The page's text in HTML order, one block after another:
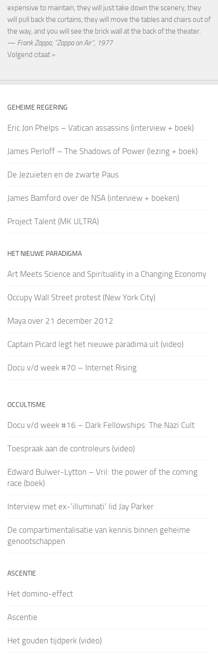
expensive to maintain, they will just take down the scenery, they
will pull back the curtains, they will move the tables and chairs out of
the way, and you will see the brick wall at the back of the theater.
— Frank Zappa, “Zappa on Air”, 1977
Volgend citaat »
GEHEIME REGERING
Eric Jon Phelps – Vatican assassins (interview + boek)
James Perloff – The Shadows of Power (lezing + boek)
De Jezuïeten en de zwarte Paus
James Bamford over de NSA (interview + boeken)
Project Talent (MK ULTRA)
HET NIEUWE PARADIGMA
Art Meets Science and Spirituality in a Changing Economy
Occupy Wall Street protest (New York City)
Maya over 21 december 2012
Captain Picard legt het nieuwe paradima uit (video)
Docu v/d week #70 – Internet Rising
OCCULTISME
Docu v/d week #16 – Dark Fellowships: The Nazi Cult
Toespraak aan de controleurs (video)
Edward Bulwer-Lytton – Vril: the power of the coming
race (boek)
Interview met ex-‘illuminati’ lid Jay Parker
De compartimentalisatie van kennis binnen geheime
genootschappen
ASCENTIE
Het domino-effect
Ascentie
Het gouden tijdperk (video)